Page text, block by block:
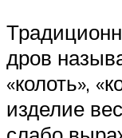
дров
«колоть»,
изделие